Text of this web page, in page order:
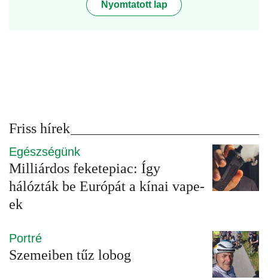
Nyomtatott lap
Friss hírek
Egészségünk
Milliárdos feketepiac: Így
hálózták be Európát a kínai vape-
ek
Portré
Szemeiben tűz lobog